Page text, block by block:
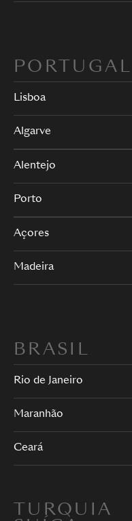
PORTUGAL
Lisboa
Algarve
Alentejo
Porto
Açores
Madeira
BRASIL
Rio de Janeiro
Maranhão
Ceará
TURQUIA